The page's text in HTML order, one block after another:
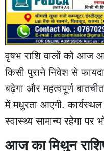
वृषभ राशि वालों को आज
किसी पुराने निवेश से
बढ़ेगा और महत्वपूर्ण
में मधुरता आएगी. कार्यस्थल
स्वास्थ्य सामान्य रहेगा पर
आज का मिथुन